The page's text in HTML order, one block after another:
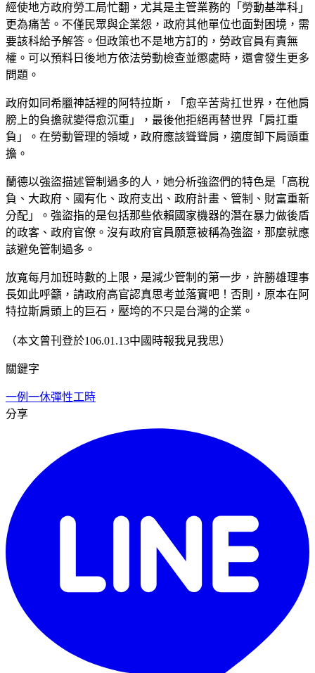
經使地方政府勞工局忙翻，尤其是主管業務的「勞動基準科」
更為痛苦。不僅民眾與企業怨，政府其他單位也面對困境，需
要該科給予解答。但政策也不是地方訂的，勞政官員有責無
權。可以預料日後地方依法勞動檢查並懲處時，還會發生更多
問題。
政府如同希臘神話裡的阿特拉斯，「愈辛苦背扛世界，在他肩
膀上的負擔就變得愈沉重」，最後他拒絕再替世界「肩扛重
負」。在勞動管理的領域，政府應該聳聳肩，適度卸下肩頭重
擔。
蘭德以強盜描述管制過多的人，她分析強盜們的特色是「高稅
負、大政府、國有化、政府支出、政府計畫、管制、財富重新
分配」。強盜指的是包括那些依賴國家機器的潛在暴力做後盾
的政客、政府官僚。沒有政府官員願意被稱為強盜，那麼就應
該避免管制過多。
放寬每月加班時數的上限，是減少管制的第一步，許勝雄理事
長如此呼籲，請政府高官認真思考並落實吧！否則，原本在阿
特拉斯肩頭上的巨石，壓垮的不只是台灣的企業。
（本文曾刊登於106.01.13中國時報我見我思）
關鍵字
一例一休彈性工時
分享